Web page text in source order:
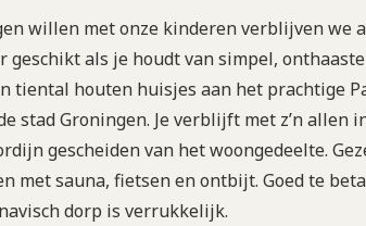
willen met onze kinderen verblijven we
geschikt als je houdt van simpel,
tiental houten huisjes aan het prachtige
stad Groningen. Je verblijft met z’n allen
gescheiden van het woongedeelte.
met sauna, fietsen en ontbijt. Goed te
dorp is verrukkelijk.